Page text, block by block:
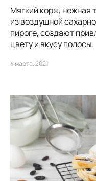
Мягкий корж, нежная
из воздушной
пироге, создают
цвету и вкусу полосы.
4 марта, 2021